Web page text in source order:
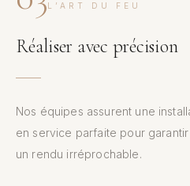
L’ART DU FEU
Réaliser avec précision
Nos équipes assurent une
en service parfaite pour
un rendu irréprochable.